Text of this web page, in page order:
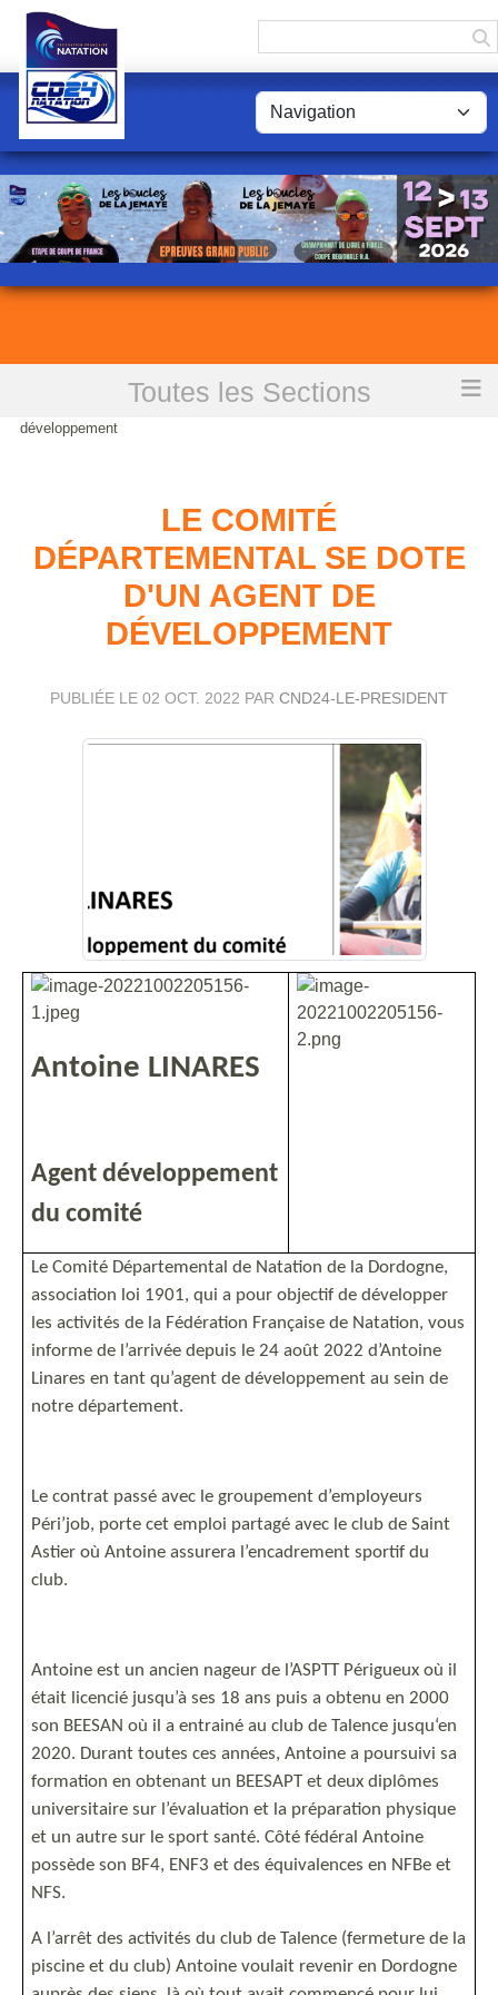
Toutes les Sections
Le Comité Départemental se dote d'un Agent de
développement
LE COMITÉ
DÉPARTEMENTAL SE DOTE
D'UN AGENT DE
DÉVELOPPEMENT
PUBLIÉE LE 02 OCT. 2022 PAR CND24-LE-PRESIDENT
Antoine LINARES
Agent développement
du comité
Le Comité Départemental de Natation de la Dordogne,
association loi 1901, qui a pour objectif de développer
les activités de la Fédération Française de Natation, vous
informe de l’arrivée depuis le 24 août 2022 d’Antoine
Linares en tant qu’agent de développement au sein de
notre département.
Le contrat passé avec le groupement d’employeurs
Péri’job, porte cet emploi partagé avec le club de Saint
Astier où Antoine assurera l’encadrement sportif du
club.
Antoine est un ancien nageur de l’ASPTT Périgueux où il
était licencié jusqu’à ses 18 ans puis a obtenu en 2000
son BEESAN où il a entrainé au club de Talence jusqu‘en
2020. Durant toutes ces années, Antoine a poursuivi sa
formation en obtenant un BEESAPT et deux diplômes
universitaire sur l’évaluation et la préparation physique
et un autre sur le sport santé. Côté fédéral Antoine
possède son BF4, ENF3 et des équivalences en NFBe et
NFS.
A l’arrêt des activités du club de Talence (fermeture de la
piscine et du club) Antoine voulait revenir en Dordogne
Panneau de gestion des cookies